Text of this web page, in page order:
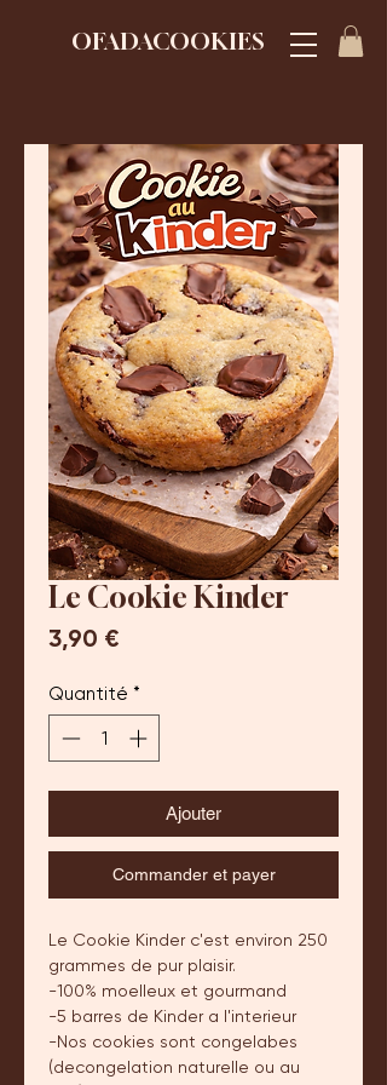
OFADACOOKIES
Le Cookie Kinder
3,90 €
Quantité *
Ajouter
Commander et payer
Le Cookie Kinder c'est environ 250
grammes de pur plaisir.
-100% moelleux et gourmand
-5 barres de Kinder a l'interieur
-Nos cookies sont congelabes
(decongelation naturelle ou au